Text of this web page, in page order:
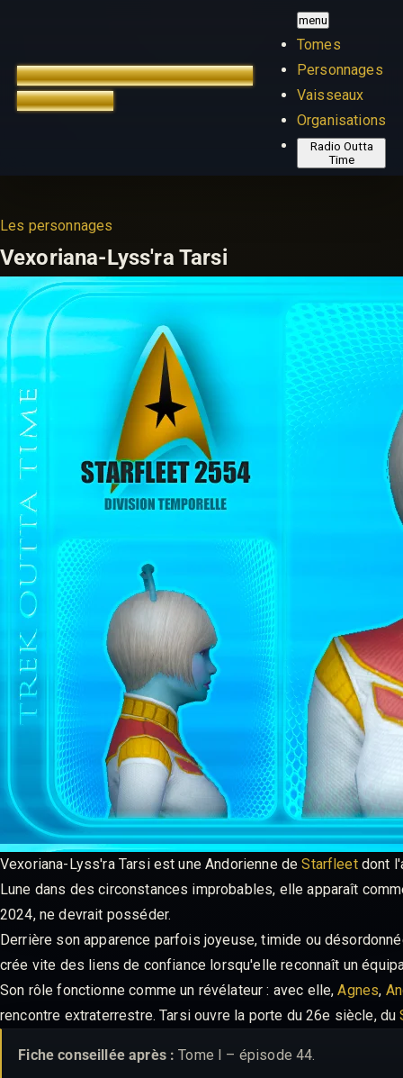
TREK OUTTA TIMEÉDITION
FRANÇAISE
menu
Tomes
Personnages
Vaisseaux
Organisations
Radio Outta
Time
Les personnages
Vexoriana-Lyss'ra Tarsi
Vexoriana-Lyss'ra Tarsi est une Andorienne deStarfleetdont
Lune dans des circonstances improbables, elle apparaît
2024, ne devrait posséder.
Derrière son apparence parfois joyeuse, timide ou
crée vite des liens de confiance lorsqu'elle reconnaît un
Son rôle fonctionne comme un révélateur : avec elle,Agnes,
rencontre extraterrestre. Tarsi ouvre la porte du 26e siècle, du
Fiche conseillée après : Tome I – épisode 44.